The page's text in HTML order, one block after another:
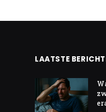
LAATSTE